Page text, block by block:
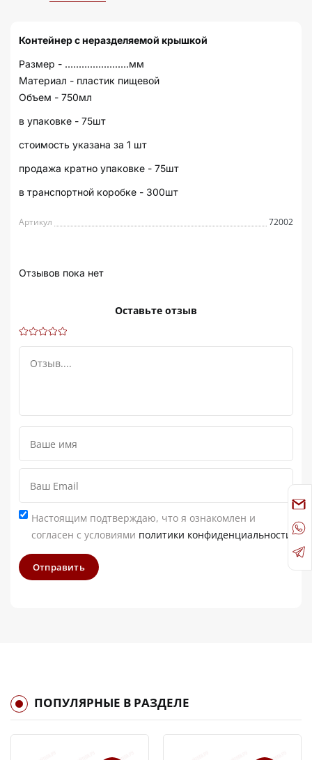
Контейнер с неразделяемой крышкой
Размер - .......................мм
Материал - пластик пищевой
Объем - 750мл
в упаковке - 75шт
стоимость указана за 1 шт
продажа кратно упаковке - 75шт
в транспортной коробке - 300шт
Артикул 72002
Отзывов пока нет
Оставьте отзыв
Настоящим подтверждаю, что я ознакомлен и
согласен с условиями политики конфиденциальности
Отправить
ПОПУЛЯРНЫЕ В РАЗДЕЛЕ